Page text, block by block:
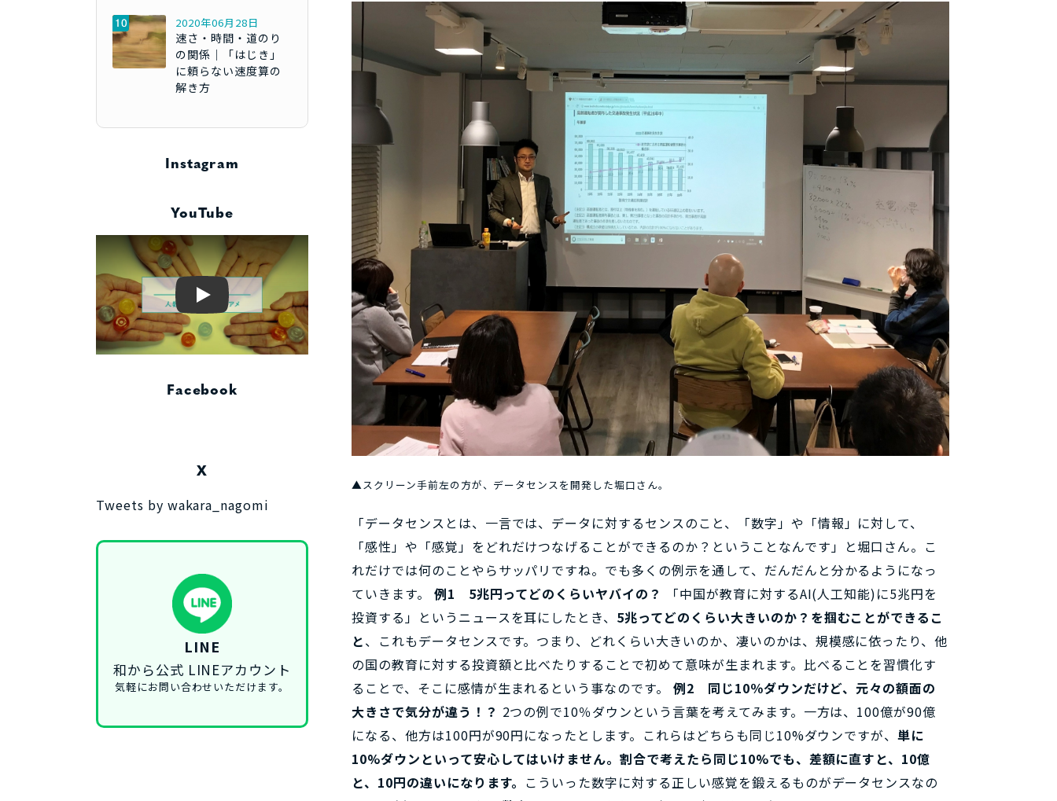
▲スクリーン手前左の方が、データセンスを開発した堀口さん。
「データセンスとは、一言では、データに対するセンスのこと、「数字」や「情報」に対して、
「感性」や「感覚」をどれだけつなげることができるのか？ということなんです」と堀口さん。こ
れだけでは何のことやらサッパリですね。でも多くの例示を通して、だんだんと分かるようになっ
ていきます。 例1 5兆円ってどのくらいヤバイの？
「中国が教育に対するAI(人工知能)に5兆円を
投資する」というニュースを耳にしたとき、 5兆ってどのくらい大きいのか？を掴むことができるこ
と、これもデータセンスです。つまり、どれくらい大きいのか、凄いのかは、規模感に依ったり、他
の国の教育に対する投資額と比べたりすることで初めて意味が生まれます。比べることを習慣化す
ることで、そこに感情が生まれるという事なのです。 例2 同じ10％ダウンだけど、元々の額面の
大きさで気分が違う！？ 2つの例で10％ダウンという言葉を考えてみます。一方は、100億が90億
になる、他方は100円が90円になったとします。これらはどちらも同じ10%ダウンですが、単に
10%ダウンといって安心してはいけません。割合で考えたら同じ10%でも、差額に直すと、10億
と、10円の違いになります。 こういった数字に対する正しい感覚を鍛えるものがデータセンスなの
2020年06月28日
速さ・時間・道のり
の関係｜「はじき」
に頼らない速度算の
解き方
Instagram
YouTube
Play
Facebook
X
Tweets by wakara_nagomi
LINE
和から公式 LINEアカウント
気軽にお問い合わせいただけます。